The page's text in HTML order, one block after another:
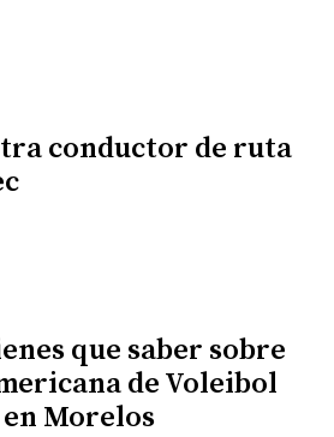
conductor de ruta
que saber sobre
de Voleibol
Morelos